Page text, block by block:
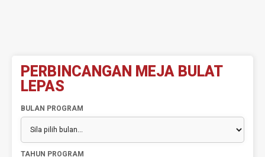
PERBINCANGAN MEJA BULAT
LEPAS
BULAN PROGRAM
TAHUN PROGRAM